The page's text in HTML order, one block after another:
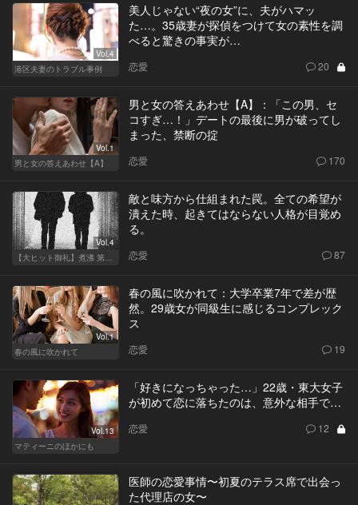
Vol.4
港区夫妻のトラブル事例
美人じゃない“夜の女”に、夫がハマッ
た…。35歳妻が探偵をつけて女の素性を調
べると驚きの事実が…
恋愛 20
Vol.1
男と女の答えあわせ【A】
男と女の答えあわせ【A】：「この男、セ
コすぎ…！」デートの最後に男が破ってし
まった、禁断の掟
恋愛 170
Vol.4
敵と味方から仕組まれた罠。全ての希望が
潰えた時、起きてはならない人格が目覚め
る。
恋愛 87
Vol.1
春の風に吹かれて
春の風に吹かれて：大学卒業7年で差が歴
然。29歳女が同級生に感じるコンプレック
ス
恋愛 19
Vol.13
マティーニのほかにも
「好きになっちゃった…」22歳・東大女子
が初めて恋に落ちたのは、意外な相手で…
恋愛 12
医師の恋愛事情〜初夏のテラス席で出会っ
た代理店の女〜